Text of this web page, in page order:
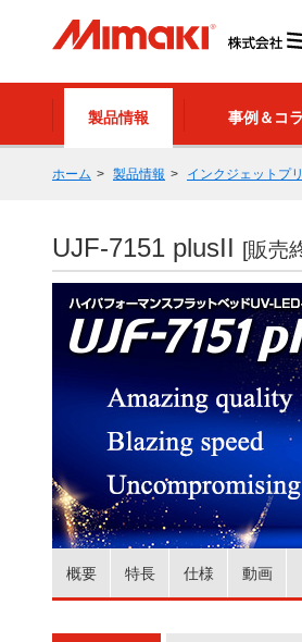
製品情報 事例＆コ
ホーム 製品情報 インクジェットプ
UJF-7151 plusII [販売
概要 特長 仕様 動画